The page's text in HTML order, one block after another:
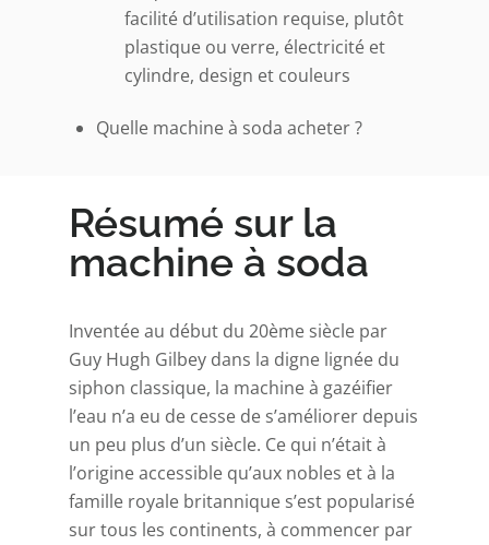
facilité d’utilisation requise, plutôt
plastique ou verre, électricité et
cylindre, design et couleurs
Quelle machine à soda acheter ?
Résumé sur la
machine à soda
Inventée au début du 20ème siècle par
Guy Hugh Gilbey dans la digne lignée du
siphon classique, la machine à gazéifier
l’eau n’a eu de cesse de s’améliorer depuis
un peu plus d’un siècle. Ce qui n’était à
l’origine accessible qu’aux nobles et à la
famille royale britannique s’est popularisé
sur tous les continents, à commencer par